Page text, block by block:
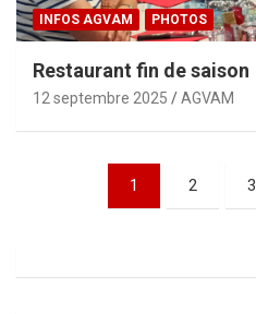
INFOS AGVAM PHOTOS
Restaurant fin de saison
12 septembre 2025 AGVAM
Pagination
1 2 3